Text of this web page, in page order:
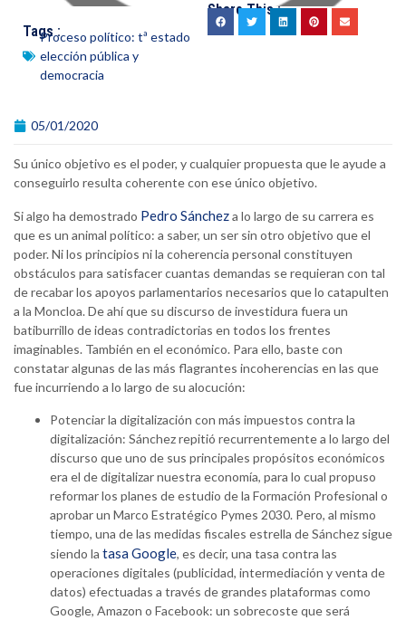
Tags :Proceso político: tª estado
elección pública y
democracia
Share This :
05/01/2020
Su único objetivo es el poder, y cualquier propuesta que le ayude a
conseguirlo resulta coherente con ese único objetivo.
Si algo ha demostrado Pedro Sáncheza lo largo de su carrera es
que es un animal político: a saber, un ser sin otro objetivo que el
poder. Ni los principios ni la coherencia personal constituyen
obstáculos para satisfacer cuantas demandas se requieran con tal
de recabar los apoyos parlamentarios necesarios que lo catapulten
a la Moncloa. De ahí que su discurso de investidura fuera un
batiburrillo de ideas contradictorias en todos los frentes
imaginables. También en el económico. Para ello, baste con
constatar algunas de las más flagrantes incoherencias en las que
fue incurriendo a lo largo de su alocución:
Potenciar la digitalización con más impuestos contra la
digitalización: Sánchez repitió recurrentemente a lo largo del
discurso que uno de sus principales propósitos económicos
era el de digitalizar nuestra economía, para lo cual propuso
reformar los planes de estudio de la Formación Profesional o
aprobar un Marco Estratégico Pymes 2030. Pero, al mismo
tiempo, una de las medidas fiscales estrella de Sánchez sigue
siendo la tasa Google, es decir, una tasa contra las
operaciones digitales (publicidad, intermediación y venta de
datos) efectuadas a través de grandes plataformas como
Google, Amazon o Facebook: un sobrecoste que será